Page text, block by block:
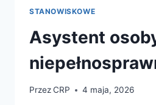
STANOWISKOWE
Asystent
PrzezCRP 4 maja, 2026